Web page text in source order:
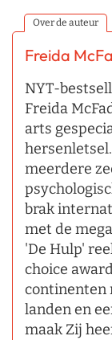
Over de auteur
Freida
NYT-
Freida
arts
meerdere
brak
met de
'De Hulp'
choice
continenten
landen en
maak Zij